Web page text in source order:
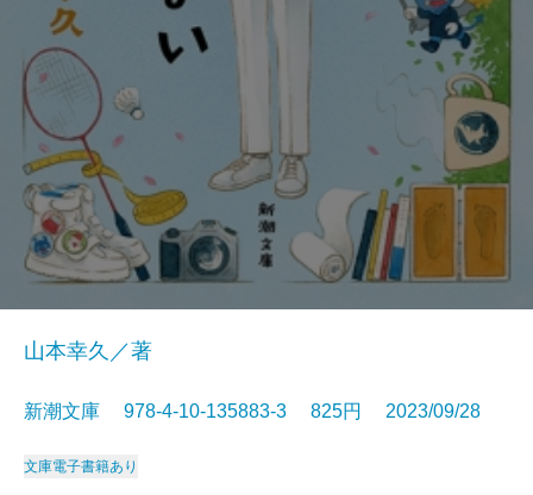
山本幸久／著
新潮文庫 978-4-10-135883-3 825円 2023/09/28
文庫電子書籍あり